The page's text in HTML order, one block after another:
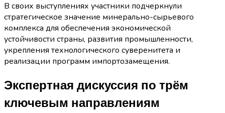
В своих выступлениях участники подчеркнули
стратегическое значение минерально-сырьевого
комплекса для обеспечения экономической
устойчивости страны, развития промышленности,
укрепления технологического суверенитета и
реализации программ импортозамещения.
Экспертная дискуссия по трём
ключевым направлениям